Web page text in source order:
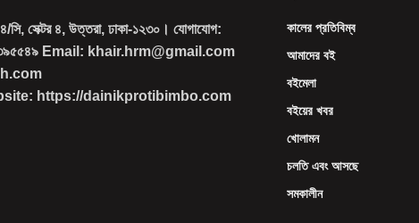
সেক্টর ৪, উত্তরা, ঢাকা-১২৩০। যোগাযোগ:
Email: khair.hrm@gmail.com
https://dainikprotibimbo.com
কালের প্রতিবিম্ব
আমাদের বই
বইমেলা
বইয়ের খবর
খোলামন
চলতি এবং আসছে
সমকালীন